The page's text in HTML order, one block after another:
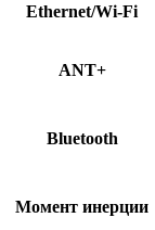
Ethernet/Wi-Fi
ANT+
Bluetooth
Момент инерции